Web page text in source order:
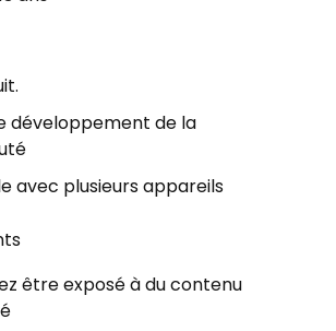
développement de la
avec plusieurs appareils
être exposé à du contenu